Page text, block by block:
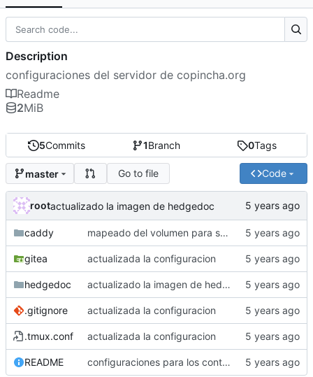
5Commits 1Branch 0Tags
master Go to file Code
rootactualizado la imagen de hedgedoc
caddy mapeado del volumen para seccion arte
gitea actualizada la configuracion
hedgedoc actualizado la imagen de hedgedoc
.gitignore actualizada la configuracion
.tmux.conf actualizada la configuracion
README configuraciones para los contenedores del servidor de copincha
Description
configuraciones del servidor de copincha.org
Readme
2MiB